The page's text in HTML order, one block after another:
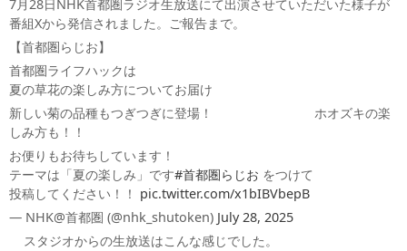
7月28日NHK首都圏ラジオ生放送にて出演させていただいた様子が
番組Xから発信されました。ご報告まで。
【首都圏らじお】
首都圏ライフハックは
夏の草花の楽しみ方についてお届け
新しい菊の品種もつぎつぎに登場！ ホオズキの楽
しみ方も！！
お便りもお待ちしています！
テーマは「夏の楽しみ」です#首都圏らじお をつけて
投稿してください！！ pic.twitter.com/x1bIBVbepB
— NHK@首都圏 (@nhk_shutoken) July 28, 2025
スタジオからの生放送はこんな感じでした。